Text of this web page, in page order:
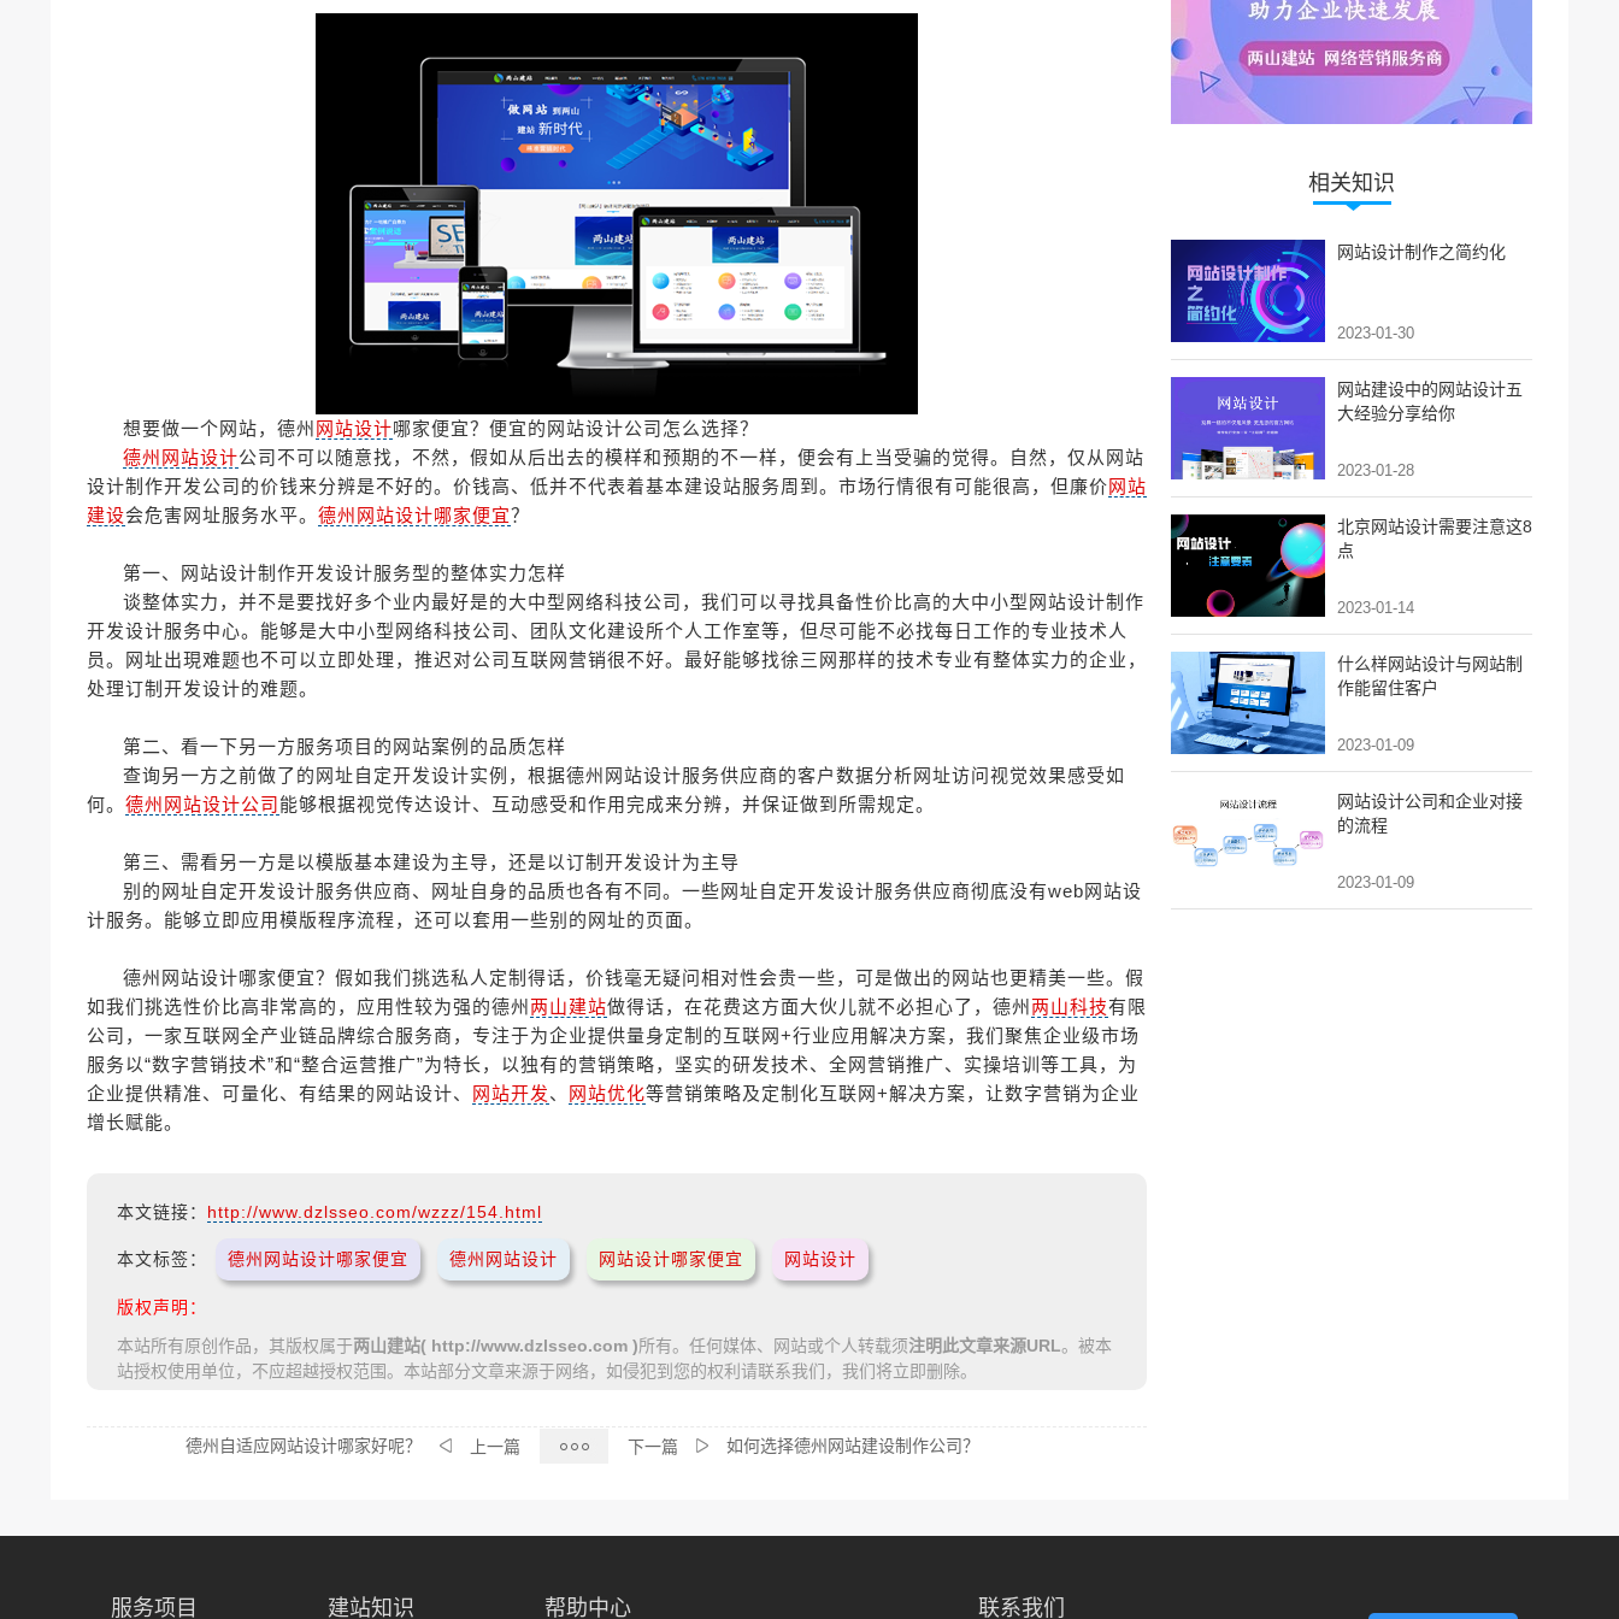
想要做一个网站，德州 网站设计哪家便宜？便宜的网站设计公司怎么选择？
德州网站设计公司不可以随意找，不然，假如从后出去的模样和预期的不一样，便会有上当受骗的觉得。自然，仅从网站
设计制作开发公司的价钱来分辨是不好的。价钱高、低并不代表着基本建设站服务周到。市场行情很有可能很高，但廉价网站
建设会危害网址服务水平。 德州网站设计哪家便宜？
第一、网站设计制作开发设计服务型的整体实力怎样
谈整体实力，并不是要找好多个业内最好是的大中型网络科技公司，我们可以寻找具备性价比高的大中小型网站设计制作
开发设计服务中心。能够是大中小型网络科技公司、团队文化建设所个人工作室等，但尽可能不必找每日工作的专业技术人
员。网址出現难题也不可以立即处理，推迟对公司互联网营销很不好。最好能够找徐三网那样的技术专业有整体实力的企业，
处理订制开发设计的难题。
第二、看一下另一方服务项目的网站案例的品质怎样
查询另一方之前做了的网址自定开发设计实例，根据德州网站设计服务供应商的客户数据分析网址访问视觉效果感受如
何。 德州网站设计公司 能够根据视觉传达设计、互动感受和作用完成来分辨，并保证做到所需规定。
第三、需看另一方是以模版基本建设为主导，还是以订制开发设计为主导
别的网址自定开发设计服务供应商、网址自身的品质也各有不同。一些网址自定开发设计服务供应商彻底没有web网站设
计服务。能够立即应用模版程序流程，还可以套用一些别的网址的页面。
德州网站设计哪家便宜？假如我们挑选私人定制得话，价钱毫无疑问相对性会贵一些，可是做出的网站也更精美一些。假
如我们挑选性价比高非常高的，应用性较为强的德州 两山建站做得话，在花费这方面大伙儿就不必担心了，德州 两山科技有限
公司，一家互联网全产业链品牌综合服务商，专注于为企业提供量身定制的互联网+行业应用解决方案，我们聚焦企业级市场
服务以“数字营销技术”和“整合运营推广”为特长，以独有的营销策略，坚实的研发技术、全网营销推广、实操培训等工具，为
企业提供精准、可量化、有结果的网站设计、
网站开发、 网站优化等营销策略及定制化互联网+解决方案，让数字营销为企业
增长赋能。
本文链接： http://www.dzlsseo.com/wzzz/154.html
本文标签： 德州网站设计哪家便宜 德州网站设计 网站设计哪家便宜 网站设计
版权声明：
本站所有原创作品，其版权属于两山建站( http://www.dzlsseo.com )所有。任何媒体、网站或个人转载须注明此文章来源URL。被本
站授权使用单位，不应超越授权范围。本站部分文章来源于网络，如侵犯到您的权利请联系我们，我们将立即删除。
德州自适应网站设计哪家好呢？ 上一篇 下一篇 如何选择德州网站建设制作公司？
相关知识
网站设计制作之简约化
2023-01-30
网站建设中的网站设计五
大经验分享给你
2023-01-28
北京网站设计需要注意这8
点
2023-01-14
什么样网站设计与网站制
作能留住客户
2023-01-09
网站设计公司和企业对接
的流程
2023-01-09
服务项目 建站知识 帮助中心 联系我们